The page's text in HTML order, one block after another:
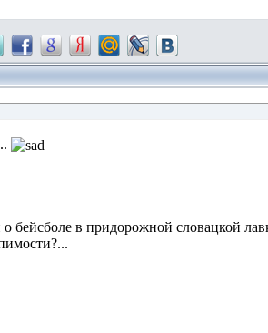
бейсболе в придорожной словацкой